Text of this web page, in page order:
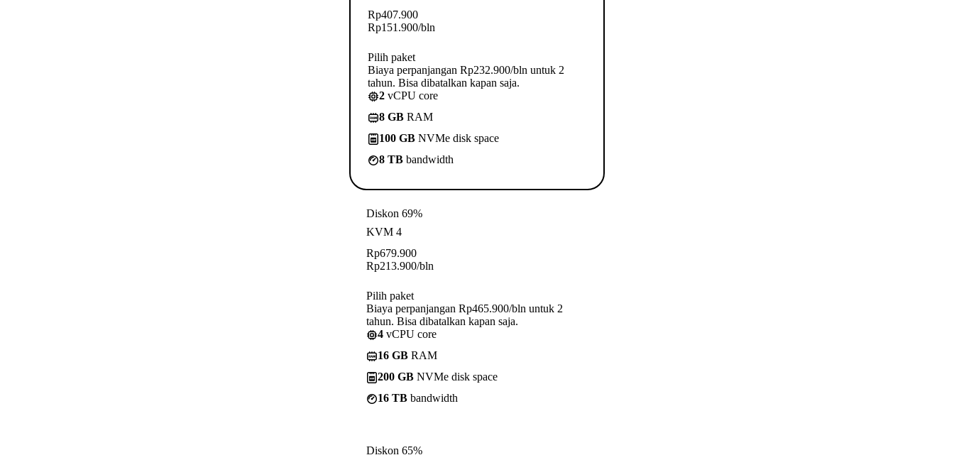
Rp407.900
Rp151.900/bln
Pilih paket
Biaya perpanjangan Rp232.900/bln untuk 2
tahun. Bisa dibatalkan kapan saja.
2 vCPU core
8 GB RAM
100 GB NVMe disk space
8 TB bandwidth
Diskon 69%
KVM 4
Rp679.900
Rp213.900/bln
Pilih paket
Biaya perpanjangan Rp465.900/bln untuk 2
tahun. Bisa dibatalkan kapan saja.
4 vCPU core
16 GB RAM
200 GB NVMe disk space
16 TB bandwidth
Diskon 65%